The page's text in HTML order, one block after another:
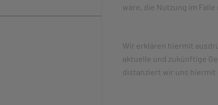
wäre, die Nutzung im
Wir erklären hiermit
aktuelle und zukünftige
distanziert wir uns